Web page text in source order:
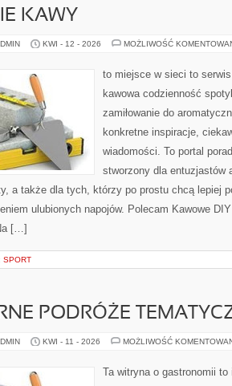
KAWY
KWI - 12 - 2026 MOŻLIWOŚĆ
to miejsce w sieci to
kawowa codzienność
zamiłowanie do
konkretne inspiracje,
wiadomości. To portal
stworzony dla entuzjastów
a także dla tych, którzy po prostu chcą lepiej
ulubionych napojów. Polecam Kawowe
[…]
SPORT
PODRÓŻE
KWI - 11 - 2026 MOŻLIWOŚĆ
Ta witryna o gastronomii